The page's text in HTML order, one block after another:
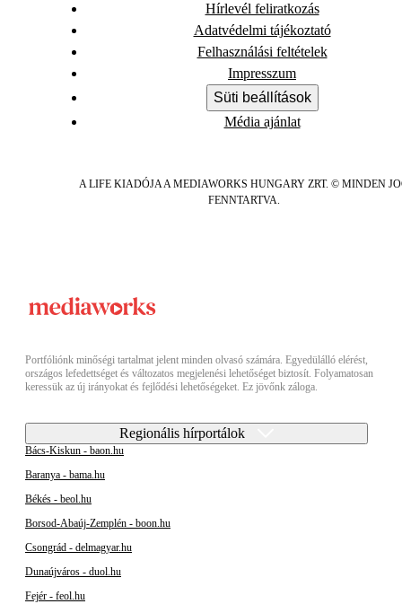
Hírlevél feliratkozás
Adatvédelmi tájékoztató
Felhasználási feltételek
Impresszum
Süti beállítások
Média ajánlat
A LIFE KIADÓJA A MEDIAWORKS HUNGARY ZRT. © MINDEN
FENNTARTVA.
Portfóliónk minőségi tartalmat jelent minden olvasó számára. Egyedülálló elérést,
országos lefedettséget és változatos megjelenési lehetőséget biztosít. Folyamatosan
keressük az új irányokat és fejlődési lehetőségeket. Ez jövőnk záloga.
Regionális hírportálok
Bács-Kiskun - baon.hu
Baranya - bama.hu
Békés - beol.hu
Borsod-Abaúj-Zemplén - boon.hu
Csongrád - delmagyar.hu
Dunaújváros - duol.hu
Fejér - feol.hu